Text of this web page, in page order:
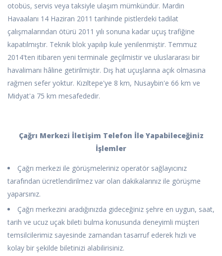
otobüs, servis veya taksiyle ulaşım mümkündür. Mardin
Havaalanı 14 Haziran 2011 tarihinde pistlerdeki tadilat
çalışmalarından ötürü 2011 yılı sonuna kadar uçuş trafiğine
kapatılmıştır. Teknik blok yapılıp kule yenilenmiştir. Temmuz
2014'ten itibaren yeni terminale geçilmistir ve uluslararası bir
havalimanı hâline getirilmiştir. Dış hat uçuşlarına açık olmasına
rağmen sefer yoktur. Kızıltepe'ye 8 km, Nusaybin'e 66 km ve
Midyat'a 75 km mesafededir.
Çağrı Merkezi İletişim Telefon İle Yapabileceğiniz
İşlemler
Çağrı merkezi ile görüşmeleriniz operatör sağlayıcınız
tarafından ücretlendirilmez var olan dakikalarınız ile görüşme
yaparsınız.
Çağrı merkezini aradığınızda gideceğiniz şehre en uygun, saat,
tarih ve ucuz uçak bileti bulma konusunda deneyimli müşteri
temsilcilerimiz sayesinde zamandan tasarruf ederek hızlı ve
kolay bir şekilde biletinizi alabilirisiniz.